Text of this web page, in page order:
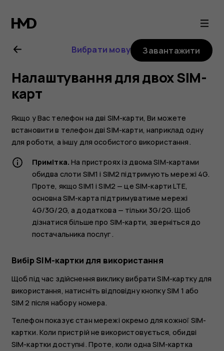
Посібник
користувача
Nokia
2.1
Вибрати мову Завантажити
Налаштування для двох SIM-
карт
Якщо у Вас телефон на дві SIM-карти, Ви можете
встановити в телефон дві SIM-карти, наприклад одну
для роботи, а іншу для особистого використання.
Примітка. На пристроях із двома SIM-картами
обидва слоти SIM1 і SIM2 підтримують мережі 4G.
Проте, якщо SIM1 і SIM2 — це SIM-карти LTE,
основна SIM-карта підтримуватиме мережі
4G/3G/2G, а додаткова — тільки 3G/2G. Щоб
дізнатися більше про SIM-карти, зверніться до
постачальника послуг.
Вибір SIM-картки для використання
Щоб під час здійснення виклику вибрати SIM-картку для
використання, натисніть відповідну кнопку SIM 1 або
SIM 2 після набору номера.
Телефон показує стан мережі окремо для кожної SIM-
картки. Коли пристрій не використовується, обидві
SIM-картки доступні. Проте, коли одна SIM-картка